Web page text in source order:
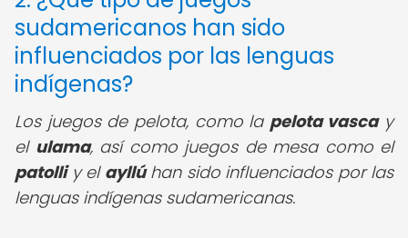
sudamericanos han sido
influenciados por las lenguas
indígenas?
Los juegos de pelota, como la pelota vascay
el ulama, así como juegos de mesa como el
patolliy el ayllúhan sido influenciados por las
lenguas indígenas sudamericanas.